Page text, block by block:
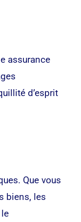
assurance
d’esprit
Que vous
biens, les